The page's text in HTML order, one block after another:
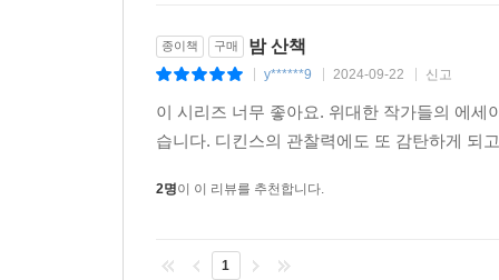
종이책 구매 밤 산책
y******9 2024-09-22 신고
이 시리즈 너무 좋아요. 위대한 작가들의 에
습니다. 디킨스의 관찰력에도 또 감탄하게 되
2명이 이 리뷰를 추천합니다.
1